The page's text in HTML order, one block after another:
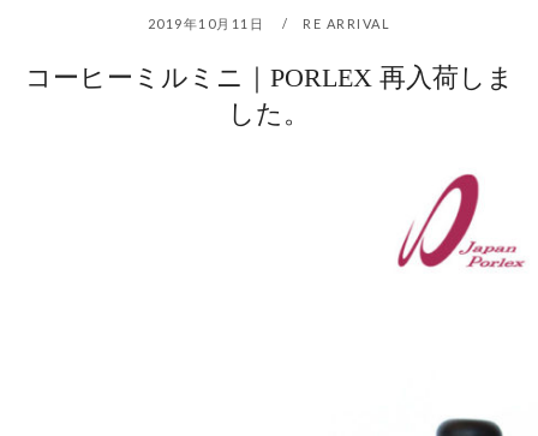
2019年10月11日 RE ARRIVAL
コーヒーミルミニ｜PORLEX 再入荷しま
した。